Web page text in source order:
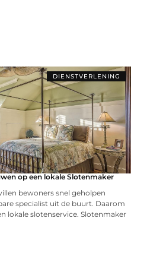
DIENSTVERLENING
op een lokale Slotenmaker
bewoners snel geholpen
specialist uit de buurt. Daarom
lokale slotenservice. Slotenmaker